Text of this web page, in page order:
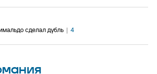
сделал дубль | 4